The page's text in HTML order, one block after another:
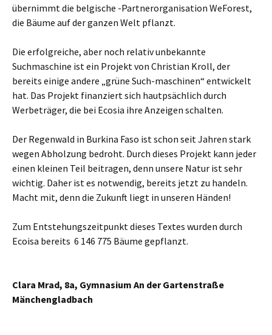
übernimmt die belgische -Partnerorganisation WeForest,
die Bäume auf der ganzen Welt pflanzt.
Die erfolgreiche, aber noch relativ unbekannte
Suchmaschine ist ein Projekt von Christian Kroll, der
bereits einige andere „grüne Such-maschinen“ entwickelt
hat. Das Projekt finanziert sich hautpsächlich durch
Werbeträger, die bei Ecosia ihre Anzeigen schalten.
Der Regenwald in Burkina Faso ist schon seit Jahren stark
wegen Abholzung bedroht. Durch dieses Projekt kann jeder
einen kleinen Teil beitragen, denn unsere Natur ist sehr
wichtig. Daher ist es notwendig, bereits jetzt zu handeln.
Macht mit, denn die Zukunft liegt in unseren Händen!
Zum Entstehungszeitpunkt dieses Textes wurden durch
Ecoisa bereits 6 146 775 Bäume gepflanzt.
Clara Mrad, 8a, Gymnasium An der Gartenstraße
Mänchengladbach